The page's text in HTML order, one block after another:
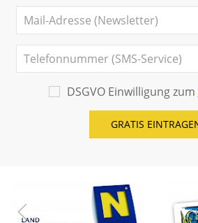
DSGVO Einwilligung zum